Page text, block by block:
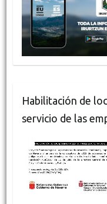
Habilitación de
servicio de las